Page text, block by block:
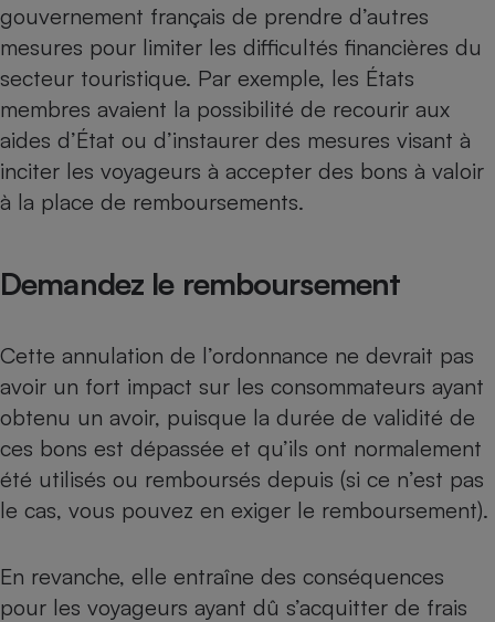
gouvernement français de prendre d’autres
mesures pour limiter les difficultés financières du
secteur touristique. Par exemple, les États
membres avaient la possibilité de recourir aux
aides d’État ou d’instaurer des mesures visant à
inciter les voyageurs à accepter des bons à valoir
à la place de remboursements.
Demandez le remboursement
Cette annulation de l’ordonnance ne devrait pas
avoir un fort impact sur les consommateurs ayant
obtenu un avoir, puisque la durée de validité de
ces bons est dépassée et qu’ils ont normalement
été utilisés ou remboursés depuis (si ce n’est pas
le cas, vous pouvez en exiger le remboursement).
En revanche, elle entraîne des conséquences
pour les voyageurs ayant dû s’acquitter de frais